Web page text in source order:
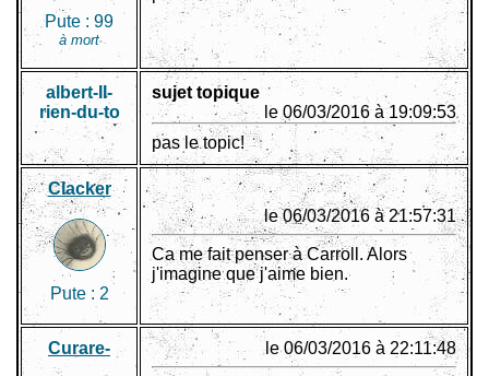
Pute : 99
à mort
albert-II-
rien-du-to
sujet topique
le 06/03/2016 à 19:09:53
pas le topic!
Clacker
Pute : 2
le 06/03/2016 à 21:57:31
Ca me fait penser à Carroll. Alors
j'imagine que j'aime bien.
Curare- le 06/03/2016 à 22:11:48